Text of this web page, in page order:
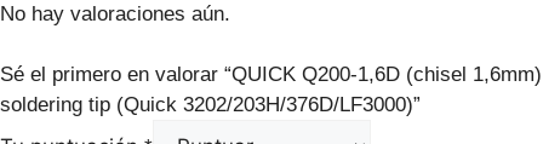
No hay valoraciones aún.
Sé el primero en valorar “QUICK Q200-1,6D (chisel 1,6mm)
soldering tip (Quick 3202/203H/376D/LF3000)”